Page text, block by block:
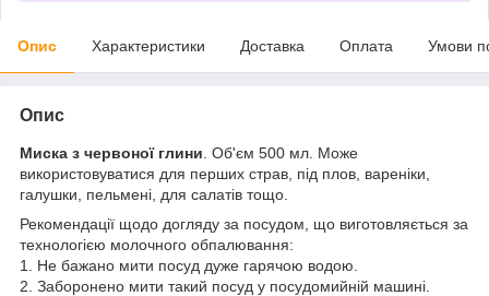
Опис Характеристики Доставка Оплата Умови
Опис
Миска з червоної глини . Об'єм 500 мл. Може
використовуватися для перших страв, під плов, вареніки,
галушки, пельмені, для салатів тощо.
Рекомендації щодо догляду за посудом, що виготовляється за
технологією молочного обпалювання:
1. Не бажано мити посуд дуже гарячою водою.
2. Заборонено мити такий посуд у посудомийній машині.